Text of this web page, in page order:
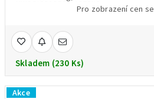
Pro zobrazení cen
Skladem (230 Ks)
Akce